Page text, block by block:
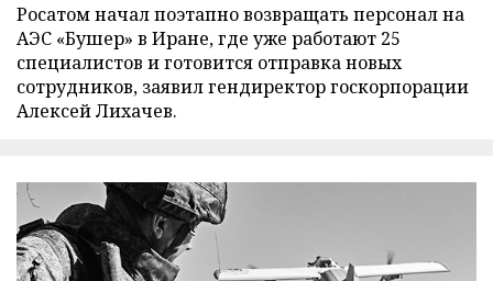
Росатом начал поэтапно возвращать персонал на
АЭС «Бушер» в Иране, где уже работают 25
специалистов и готовится отправка новых
сотрудников, заявил гендиректор госкорпорации
Алексей Лихачев.